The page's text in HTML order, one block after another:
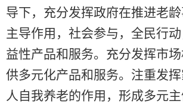
导下，充分发挥政府在推进老
主导作用，社会参与，全民行
益性产品和服务。充分发挥市
供多元化产品和服务。注重发
人自我养老的作用，形成多元主